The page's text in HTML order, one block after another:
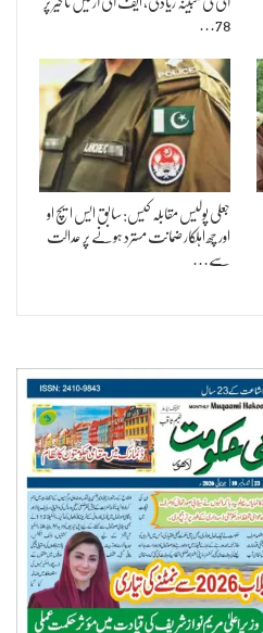
78…
جعلی پولیس مقابلہ کیس: سابق ایس ایچ او
اور چھ اہلکار ضمانت مسترد ہونے پر عدالت
سے…